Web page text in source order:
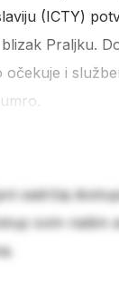
(ICTY)
Praljku.
i
sadržaj
svim našim